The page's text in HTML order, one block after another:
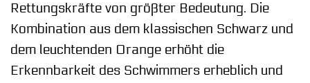
Rettungskräfte von größter Bedeutung. Die
Kombination aus dem klassischen Schwarz und
dem leuchtenden Orange erhöht die
Erkennbarkeit des Schwimmers erheblich und